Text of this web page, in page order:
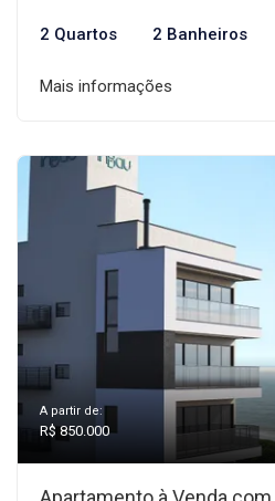
2 Quartos 2 Banheiros
Mais informações
A partir de:
R$ 850.000